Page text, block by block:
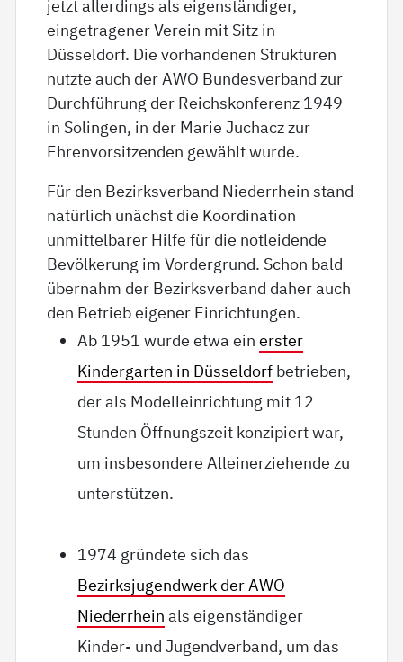
jetzt allerdings als eigenständiger,
eingetragener Verein mit Sitz in
Düsseldorf. Die vorhandenen Strukturen
nutzte auch der AWO Bundesverband zur
Durchführung der Reichskonferenz 1949
in Solingen, in der Marie Juchacz zur
Ehrenvorsitzenden gewählt wurde.
Für den Bezirksverband Niederrhein stand
natürlich unächst die Koordination
unmittelbarer Hilfe für die notleidende
Bevölkerung im Vordergrund. Schon bald
übernahm der Bezirksverband daher auch
den Betrieb eigener Einrichtungen.
Ab 1951 wurde etwa einerster
Kindergarten in Düsseldorf betrieben,
der als Modelleinrichtung mit 12
Stunden Öffnungszeit konzipiert war,
um insbesondere Alleinerziehende zu
unterstützen.
1974 gründete sich das
Bezirksjugendwerk der AWO
Niederrhein als eigenständiger
Kinder- und Jugendverband, um das